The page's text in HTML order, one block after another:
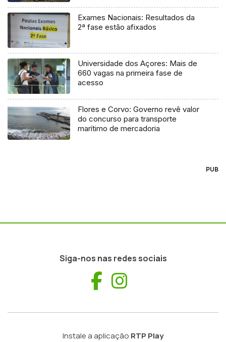
Exames Nacionais: Resultados da
2ª fase estão afixados
Universidade dos Açores: Mais de
660 vagas na primeira fase de
acesso
Flores e Corvo: Governo revê valor
do concurso para transporte
marítimo de mercadoria
PUB
Siga-nos nas redes sociais
Facebook
Instale a aplicação RTP Play